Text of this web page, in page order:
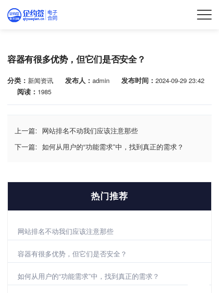
容器有很多优势，但它们是否安全？
分类： 新闻资讯 发布人： admin 发布时间： 2024-09-29 23:42
阅读： 1985
上一篇: 网站排名不动我们应该注意那些
下一篇: 如何从用户的“功能需求”中，找到真正的需求？
热门推荐
网站排名不动我们应该注意那些
容器有很多优势，但它们是否安全？
如何从用户的“功能需求”中，找到真正的需求？